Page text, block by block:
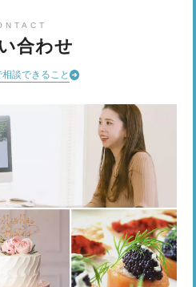
合わせ
相談できること